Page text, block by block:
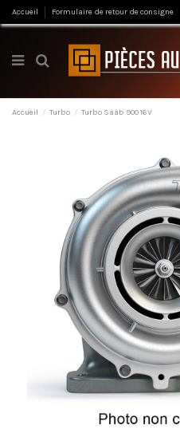
Accueil Formulaire de retour de consigne
Accueil Turbo Turbo Saab 900 16V